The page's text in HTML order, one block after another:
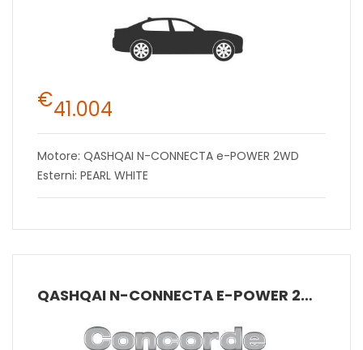
€41.004
Motore: QASHQAI N-CONNECTA e-POWER 2WD
Esterni: PEARL WHITE
QASHQAI N-CONNECTA E-POWER 2WD